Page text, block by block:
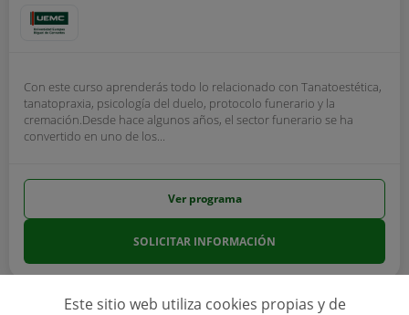
Con este curso aprenderás todo lo relacionado con Tanatoestética,
tanatopraxia, psicología del duelo, protocolo funerario y la
cremación.Desde hace algunos años, el sector funerario se ha
convertido en uno de los...
Ver programa
SOLICITAR INFORMACIÓN
Este sitio web utiliza cookies propias y de